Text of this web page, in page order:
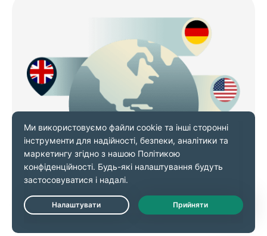
«Улюблені» та інструменти
Live Chat